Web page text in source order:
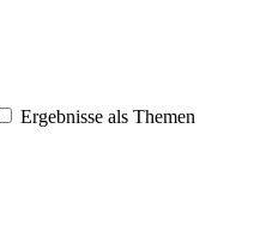
Ergebnisse als Themen